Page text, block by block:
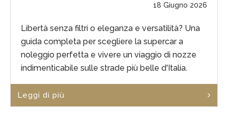
18 Giugno 2026
Libertà senza filtri o eleganza e versatilità? Una
guida completa per scegliere la supercar a
noleggio perfetta e vivere un viaggio di nozze
indimenticabile sulle strade più belle d'Italia.
Leggi di più